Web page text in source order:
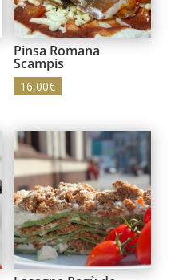
Pinsa Romana
Scampis
16,00€